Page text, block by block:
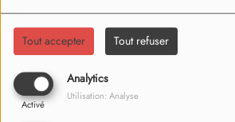
Tout accepter Tout refuser
Analytics
Activé
Utilisation: Analyse
20 novembre 2024
Une voiture a été impliquée.
Circulation compliquée ce matin du